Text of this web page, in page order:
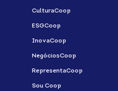
CulturaCoop
ESGCoop
InovaCoop
NegóciosCoop
RepresentaCoop
Sou Coop